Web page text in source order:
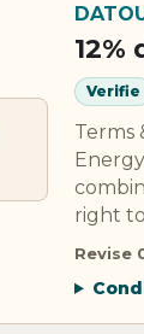
12%
Verifie
Terms
right
Revise